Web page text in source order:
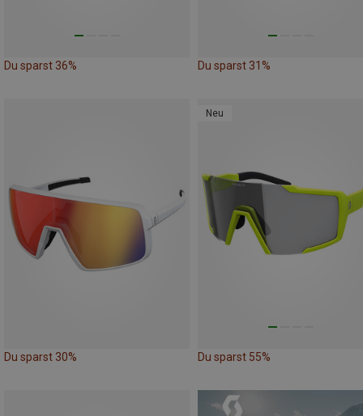
Du sparst 36% Du sparst 31%
Du sparst 30%
Neu
Du sparst 55%